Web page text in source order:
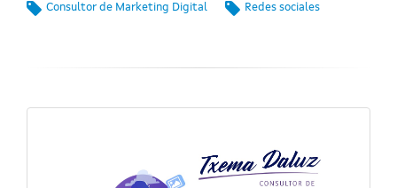
Consultor de Marketing Digital Redes sociales